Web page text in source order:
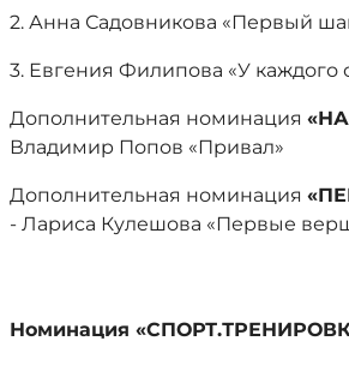
2. Анна Садовникова «Первый
3. Евгения Филипова «У каждого
Дополнительная номинация
Владимир Попов «Привал»
Дополнительная номинация
- Лариса Кулешова «Первые
Номинация